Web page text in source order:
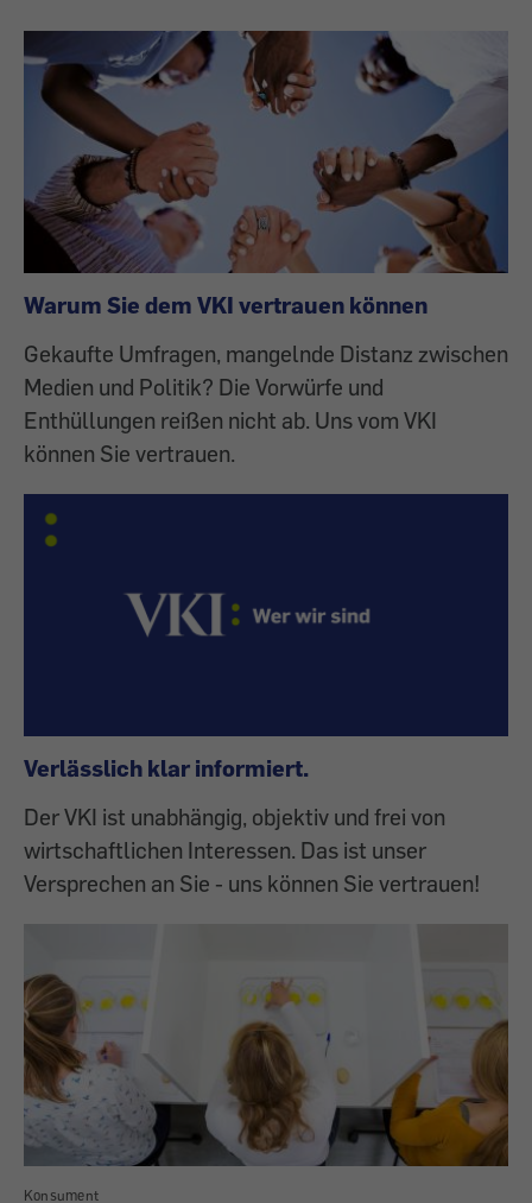
Warum Sie dem VKI vertrauen können
Gekaufte Umfragen, mangelnde Distanz zwischen
Medien und Politik? Die Vorwürfe und
Enthüllungen reißen nicht ab. Uns vom VKI
können Sie vertrauen.
Verlässlich klar informiert.
Der VKI ist unabhängig, objektiv und frei von
wirtschaftlichen Interessen. Das ist unser
Versprechen an Sie - uns können Sie vertrauen!
Konsument